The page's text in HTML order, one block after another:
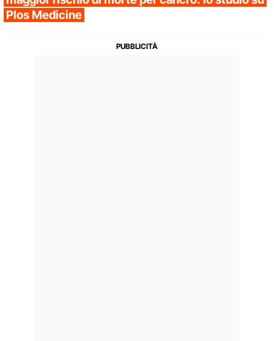
Plos Medicine